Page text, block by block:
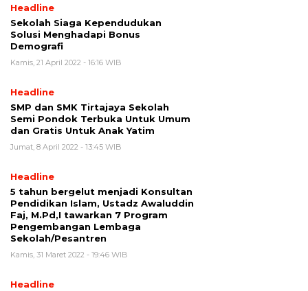
Headline
Sekolah Siaga Kependudukan
Solusi Menghadapi Bonus
Demografi
Kamis, 21 April 2022 - 16:16 WIB
Headline
SMP dan SMK Tirtajaya Sekolah
Semi Pondok Terbuka Untuk Umum
dan Gratis Untuk Anak Yatim
Jumat, 8 April 2022 - 13:45 WIB
Headline
5 tahun bergelut menjadi Konsultan
Pendidikan Islam, Ustadz Awaluddin
Faj, M.Pd,I tawarkan 7 Program
Pengembangan Lembaga
Sekolah/Pesantren
Kamis, 31 Maret 2022 - 19:46 WIB
Headline